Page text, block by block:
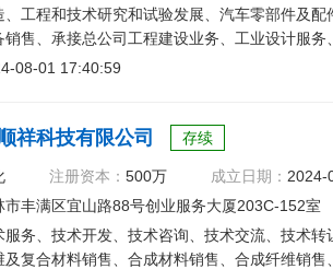
、工程和技术研究和试验发展、汽车零部件及
销售、承接总公司工程建设业务、工业设计服
08-01 17:40:59
祥科技有限公司 存续
注册资本： 500万 成立日期： 2024-
市丰满区宜山路88号创业服务大厦203C-152室
服务、技术开发、技术咨询、技术交流、技术
及复合材料销售、合成材料销售、合成纤维销